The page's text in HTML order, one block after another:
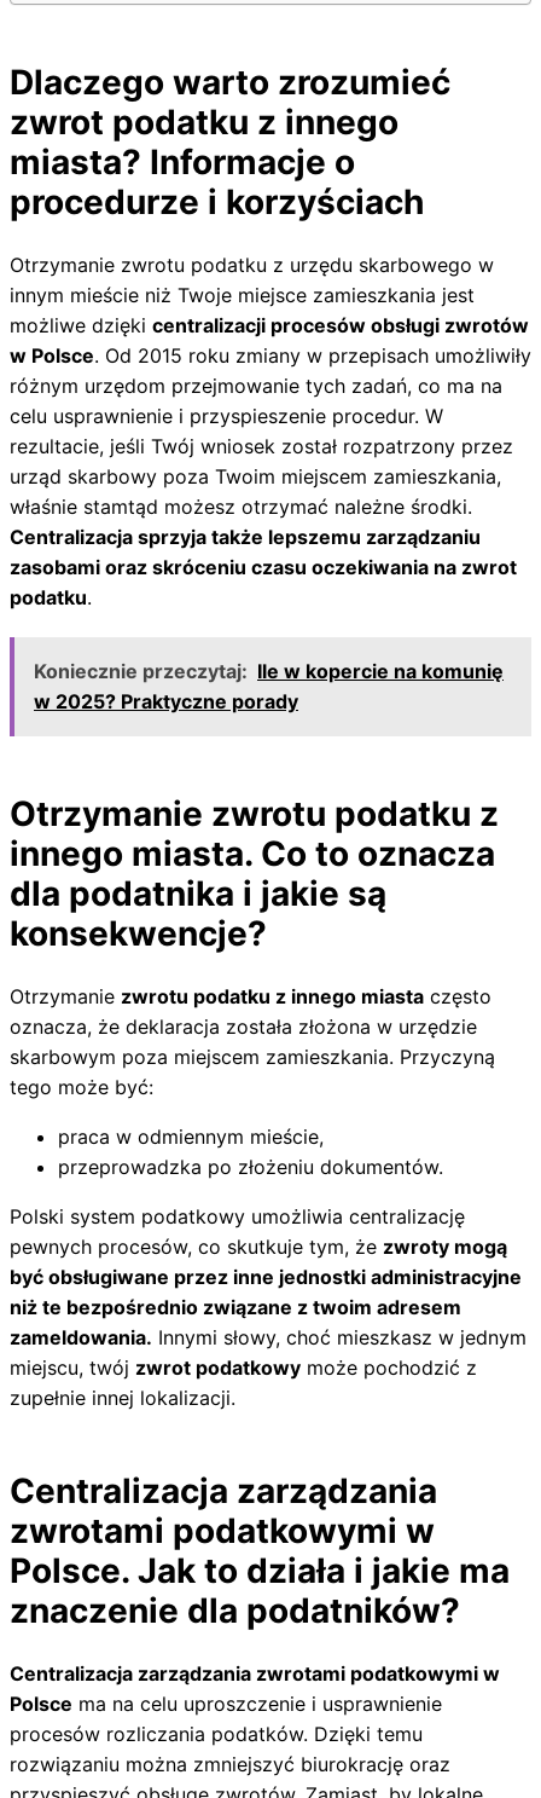
Dlaczego warto zrozumieć
zwrot podatku z innego
miasta? Informacje o
procedurze i korzyściach
Otrzymanie zwrotu podatku z urzędu skarbowego w
innym mieście niż Twoje miejsce zamieszkania jest
możliwe dzięki centralizacji procesów obsługi zwrotów
w Polsce. Od 2015 roku zmiany w przepisach umożliwiły
różnym urzędom przejmowanie tych zadań, co ma na
celu usprawnienie i przyspieszenie procedur. W
rezultacie, jeśli Twój wniosek został rozpatrzony przez
urząd skarbowy poza Twoim miejscem zamieszkania,
właśnie stamtąd możesz otrzymać należne środki.
Centralizacja sprzyja także lepszemu zarządzaniu
zasobami oraz skróceniu czasu oczekiwania na zwrot
podatku.
Koniecznie przeczytaj: Ile w kopercie na komunię
w 2025? Praktyczne porady
Otrzymanie zwrotu podatku z
innego miasta. Co to oznacza
dla podatnika i jakie są
konsekwencje?
Otrzymanie zwrotu podatku z innego miasta często
oznacza, że deklaracja została złożona w urzędzie
skarbowym poza miejscem zamieszkania. Przyczyną
tego może być:
praca w odmiennym mieście,
przeprowadzka po złożeniu dokumentów.
Polski system podatkowy umożliwia centralizację
pewnych procesów, co skutkuje tym, że zwroty mogą
być obsługiwane przez inne jednostki administracyjne
niż te bezpośrednio związane z twoim adresem
zameldowania. Innymi słowy, choć mieszkasz w jednym
miejscu, twój zwrot podatkowy może pochodzić z
zupełnie innej lokalizacji.
Centralizacja zarządzania
zwrotami podatkowymi w
Polsce. Jak to działa i jakie ma
znaczenie dla podatników?
Centralizacja zarządzania zwrotami podatkowymi w
Polsce ma na celu uproszczenie i usprawnienie
procesów rozliczania podatków. Dzięki temu
rozwiązaniu można zmniejszyć biurokrację oraz